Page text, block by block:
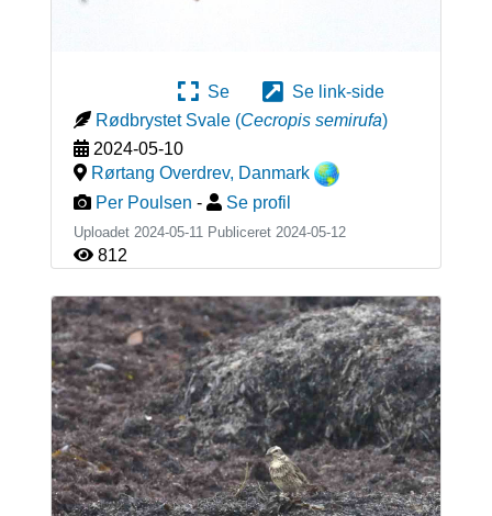
Se
Se link-side
Rødbrystet Svale (Cecropis semirufa)
2024-05-10
Rørtang Overdrev, Danmark
Per Poulsen - Se profil
Uploadet 2024-05-11 Publiceret 2024-05-12
812